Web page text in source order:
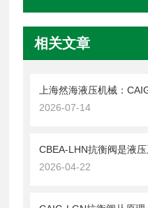
相关文章
2026-07-14
CBEA-LHN抗衡阀是液
2026-04-22